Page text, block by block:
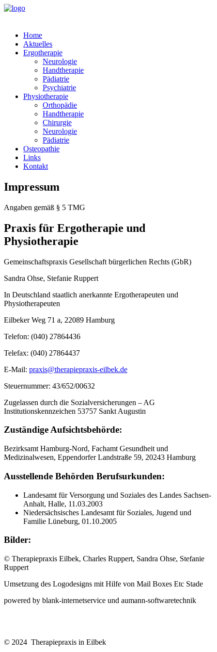
Home
Aktuelles
Ergotherapie
Neurologie
Handtherapie
Pädiatrie
Psychiatrie
Physiotherapie
Orthopädie
Handtherapie
Chirurgie
Neurologie
Pädiatrie
Osteopathie
Links
Kontakt
Impressum
Angaben gemäß § 5 TMG
Praxis für Ergotherapie und
Physiotherapie
Gemeinschaftspraxis Gesellschaft bürgerlichen Rechts (GbR)
Sandra Ohse, Stefanie Ruppert
In Deutschland staatlich anerkannte Ergotherapeuten und
Physiotherapeuten
Eilbeker Weg 71 a, 22089 Hamburg
Telefon: (040) 27864436
Telefax: (040) 27864437
E-Mail: praxis@therapiepraxis-eilbek.de
Steuernummer: 43/652/00632
Zugelassen durch die Sozialversicherungen – AG
Institutionskennzeichen 53757 Sankt Augustin
Zuständige Aufsichtsbehörde:
Bezirksamt Hamburg-Nord, Fachamt Gesundheit und
Medizinalwesen, Eppendorfer Landstraße 59, 20243 Hamburg
Ausstellende Behörden Berufsurkunden:
Landesamt für Versorgung und Soziales des Landes Sachsen-
Anhalt, Halle, 11.03.2003
Niedersächsisches Landesamt für Soziales, Jugend und
Familie Lüneburg, 01.10.2005
Bilder:
© Therapiepraxis Eilbek, Charles Ruppert, Sandra Ohse, Stefanie
Ruppert
Umsetzung des Logodesigns mit Hilfe von Mail Boxes Etc Stade
powered by blank-internetservice und aumann-softwaretechnik
© 2024 Therapiepraxis in Eilbek